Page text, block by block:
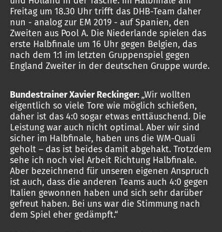
Freitag um 18.30 Uhr trifft das DHB-Team daher
nun - analog zur EM 2019 - auf Spanien, den
Zweiten aus Pool A. Die Niederlande spielen das
erste Halbfinale um 16 Uhr gegen Belgien, das
nach dem 1:1 im letzten Gruppenspiel gegen
England Zweiter in der deutschen Gruppe wurde.
Bundestrainer Xavier Reckinger: „Wir wollten
eigentlich so viele Tore wie möglich schießen,
daher ist das 4:0 sogar etwas enttäuschend. Die
Leistung war auch nicht optimal. Aber wir sind
sicher im Halbfinale, haben uns die WM-Quali
geholt – das ist beides damit abgehakt. Trotzdem
sehe ich noch viel Arbeit Richtung Halbfinale.
Aber bezeichnend für unseren eigenen Anspruch
ist auch, dass die anderen Teams auch 4:0 gegen
Italien gewonnen haben und sich sehr darüber
gefreut haben. Bei uns war die Stimmung nach
dem Spiel eher gedämpft.“